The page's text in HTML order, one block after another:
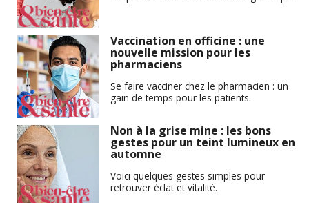
Vaccination en officine : une
nouvelle mission pour les
pharmaciens
Se faire vacciner chez le pharmacien : un
gain de temps pour les patients.
Non à la grise mine : les bons
gestes pour un teint lumineux en
automne
Voici quelques gestes simples pour
retrouver éclat et vitalité.